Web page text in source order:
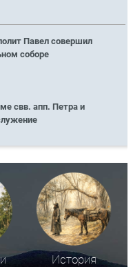
Павел совершил
соборе
свв. апп. Петра и
История